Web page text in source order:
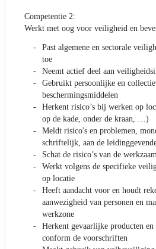
Competentie 2:
Werkt met oog voor veiligheid en
Past algemene en sectorale
toe
Neemt actief deel aan
Gebruikt persoonlijke en
beschermingsmiddelen
Herkent risico’s bij werken op
op de kade, onder de kraan, …)
Meldt risico's en problemen,
schriftelijk, aan de
Schat de risico’s van de
Werkt volgens de specifieke
op locatie
Heeft aandacht voor en houdt
aanwezigheid van personen en
werkzone
Herkent gevaarlijke producten en
conform de voorschriften